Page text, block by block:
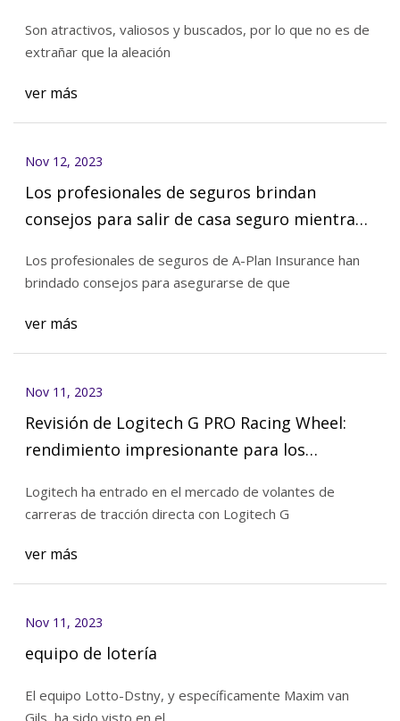
Son atractivos, valiosos y buscados, por lo que no es de
extrañar que la aleación
ver más
Nov 12, 2023
Los profesionales de seguros brindan
consejos para salir de casa seguro mientras
Los profesionales de seguros de A-Plan Insurance han
brindado consejos para asegurarse de que
ver más
Nov 11, 2023
Revisión de Logitech G PRO Racing Wheel:
rendimiento impresionante para los
Logitech ha entrado en el mercado de volantes de
carreras de tracción directa con Logitech G
ver más
Nov 11, 2023
equipo de lotería
El equipo Lotto-Dstny, y específicamente Maxim van
Gils, ha sido visto en el